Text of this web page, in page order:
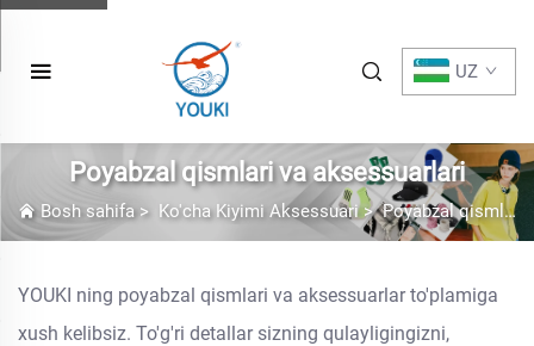
UZ
Poyabzal qismlari va aksessuarlari
Bosh sahifa> Ko'cha Kiyimi Aksessuari>Poyabzal qismlari va aksessuarlari
YOUKI ning poyabzal qismlari va aksessuarlar to'plamiga
xush kelibsiz. To'g'ri detallar sizning qulayligingizni,